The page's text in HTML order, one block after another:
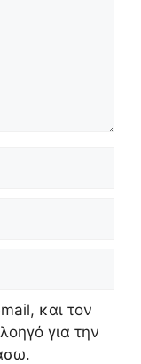
και τον
για την